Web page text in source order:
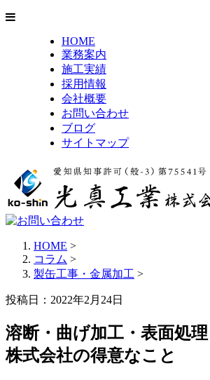
HOME
業務案内
施工実績
採用情報
会社概要
お問い合わせ
ブログ
サイトマップ
HOME >
コラム >
製缶工事・金属加工 >
投稿日：2022年2月24日
溶断・曲げ加工・表面処
株式会社の得意なこと